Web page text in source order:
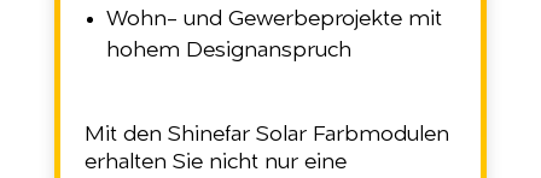
Wohn- und Gewerbeprojekte mit
hohem Designanspruch
Mit den Shinefar Solar Farbmodulen
erhalten Sie nicht nur eine